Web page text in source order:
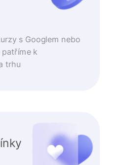
s Googlem nebo
k
trhu